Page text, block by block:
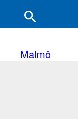
Malmö